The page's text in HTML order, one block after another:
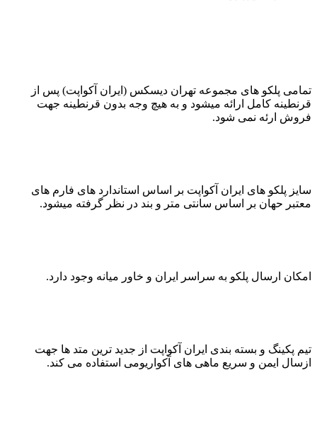
تمامی پلکو های مجموعه تهران دیسکس (ایران آکواپت) پس از
قرنطینه کامل ارائه میشود و به هیچ وجه بدون قرنطینه جهت
فروش ارئه نمی شود.
سایز پلکو های ایران آکواپت بر اساس استاندارد های فارم های
معتبر حهان بر اساس سانتی متر و بند در نظر گرفته میشود.
امکان ارسال پلکو به سراسر ایران و خاور میانه وجود دارد.
تیم پکینگ و بسته بندی ایران آکواپت از جدید ترین متد ها جهت
ازسال ایمن و سریع ماهی های آکواریومی استفاده می کند.